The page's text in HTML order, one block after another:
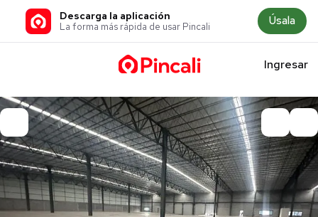
Descarga la aplicación
La forma más rápida de usar Pincali Úsala
Ingresar